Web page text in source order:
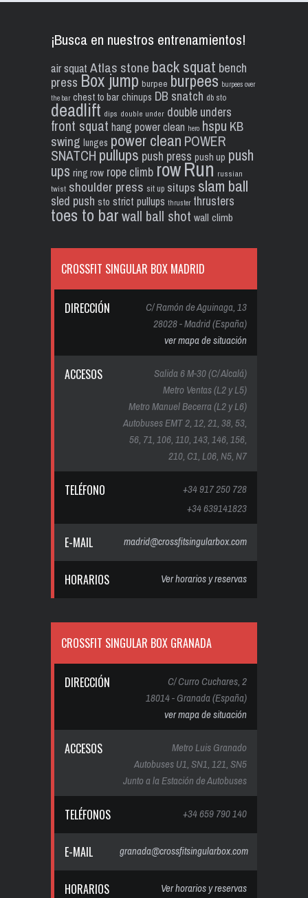
¡Busca en nuestros entrenamientos!
air squat Atlas stone back squat bench
press Box jump burpee burpees burpees over
the bar chest to bar chinups DB snatch db sto
deadlift dips double under double unders
front squat hang power clean hero hspu KB
swing lunges power clean POWER
SNATCH pullups push press push up push
ups ring row rope climb rowRun russian
twist shoulder press sit up situps slam ball
sled push sto strict pullups thruster thrusters
toes to barwall ball shot wall climb
CROSSFIT SINGULAR BOX MADRID
DIRECCIÓN
C/ Ramón de Aguinaga, 13
28028 - Madrid (España)
ver mapa de situación
ACCESOS
Salida 6 M-30 (C/ Alcalá)
Metro Ventas (L2 y L5)
Metro Manuel Becerra (L2 y L6)
Autobuses EMT 2, 12, 21, 38, 53,
56, 71, 106, 110, 143, 146, 156,
210, C1, L06, N5, N7
TELÉFONO
+34 917 250 728
+34 639141823
E-MAIL madrid@crossfitsingularbox.com
HORARIOS Ver horarios y reservas
CROSSFIT SINGULAR BOX GRANADA
DIRECCIÓN
C/ Curro Cuchares, 2
18014 - Granada (España)
ver mapa de situación
ACCESOS
Metro Luis Granado
Autobuses U1, SN1, 121, SN5
Junto a la Estación de Autobuses
TELÉFONOS +34 659 790 140
E-MAIL granada@crossfitsingularbox.com
HORARIOS Ver horarios y reservas